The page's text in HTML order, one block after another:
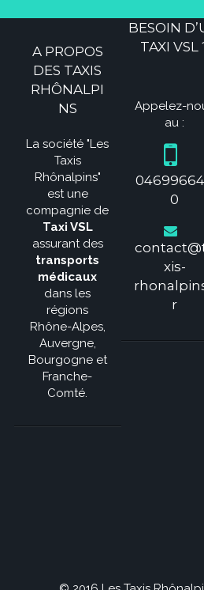
A PROPOS
DES TAXIS
RHÔNALPI
NS
La société "Les
Taxis
Rhônalpins"
est une
compagnie de
Taxi VSL
assurant des
transports
médicaux
dans les
régions
Rhône-Alpes,
Auvergne,
Bourgogne et
Franche-
Comté.
BESOIN
TAXI VSL
Appelez-
au :
0
xis-
r